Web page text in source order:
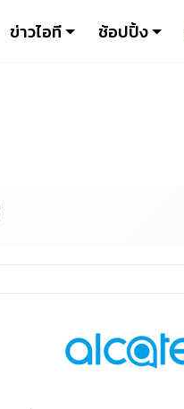
ข่าวไอที ช้อปปิ้ง